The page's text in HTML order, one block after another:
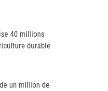
40 millions
durable
un million de